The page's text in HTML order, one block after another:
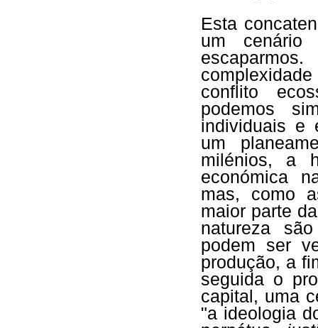
Esta
um
conflito
podemos
individuais e
um
milénios, a
económica
mas, como
maior parte
natureza
podem ser
produção, a
seguida o
capital, uma
"a ideologia